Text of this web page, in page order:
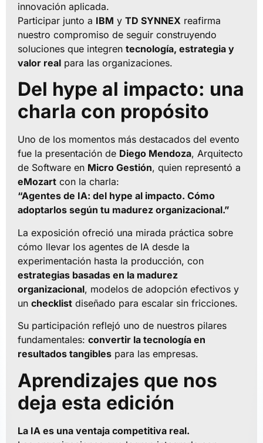
innovación aplicada.
Participar junto a IBM y TD SYNNEX reafirma
nuestro compromiso de seguir construyendo
soluciones que integren tecnología, estrategia y
valor real para las organizaciones.
Del hype al impacto: una
charla con propósito
Uno de los momentos más destacados del evento
fue la presentación de Diego Mendoza, Arquitecto
de Software en Micro Gestión, quien representó a
eMozart con la charla:
“Agentes de IA: del hype al impacto. Cómo
adoptarlos según tu madurez organizacional.”
La exposición ofreció una mirada práctica sobre
cómo llevar los agentes de IA desde la
experimentación hasta la producción, con
estrategias basadas en la madurez
organizacional, modelos de adopción efectivos y
un checklist diseñado para escalar sin fricciones.
Su participación reflejó uno de nuestros pilares
fundamentales: convertir la tecnología en
resultados tangibles para las empresas.
Aprendizajes que nos
deja esta edición
La IA es una ventaja competitiva real.